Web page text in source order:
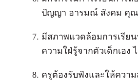
ปัญญา อารมณ์ สังคม คุณ
มีสภาพแวดล้อมการเรียน
ความใฝ่รู้จากตัวเด็กเอง
ครูต้องรับฟังและให้ควา